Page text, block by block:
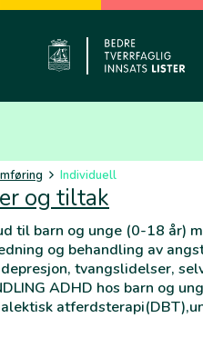
Individuell
og tiltak
til barn og unge (0-18 år)
og behandling av
tvangslidelser,
ADHD hos barn og